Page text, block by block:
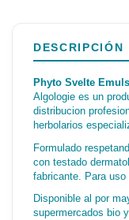
DESCRIPCIÓN
Phyto Svelte
Algologie es un
distribucion
herbolarios
Formulado
con testado
fabricante. Para uso
Disponible al por
supermercados bio